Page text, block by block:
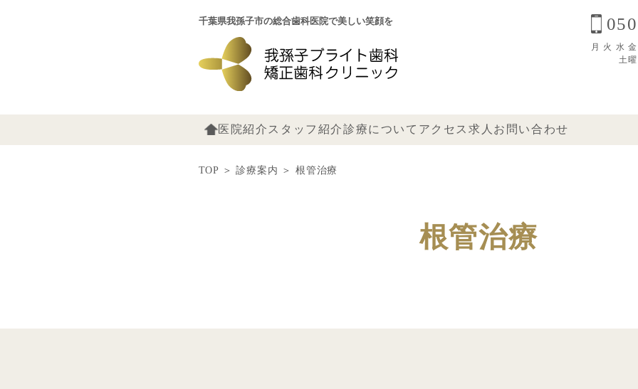
千葉県我孫子市の総合歯科医院で美しい笑顔を
月 火 水
土
医院紹介 スタッフ紹介診療について アクセス求人 お問い合わせ
TOP＞診療案内 ＞ 根管治療
根管治療